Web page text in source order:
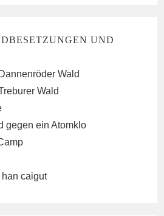
UND
Wald
Wald
gegen ein Atomklo
han caigut